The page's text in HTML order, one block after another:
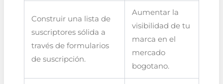
Construir una lista de
suscriptores sólida a
través de formularios
de suscripción.
Aumentar la
visibilidad de tu
marca en el
mercado
bogotano.